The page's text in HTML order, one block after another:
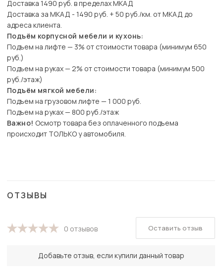
Доставка 1490 руб. в пределах МКАД
Доставка за МКАД - 1490 руб. + 50 руб./км. от МКАД до
адреса клиента.
Подъём корпусной мебели и кухонь:
Подъем на лифте — 3% от стоимости товара (минимум 650
руб.)
Подъем на руках — 2% от стоимости товара (минимум 500
руб./этаж)
Подъём мягкой мебели:
Подъем на грузовом лифте — 1 000 руб.
Подъем на руках — 800 руб./этаж
Важно! Осмотр товара без оплаченного подъема
происходит ТОЛЬКО у автомобиля.
ОТЗЫВЫ
0 отзывов
Добавьте отзыв, если купили данный товар
Оставить отзыв